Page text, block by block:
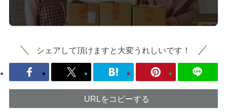
シェアして頂けますと大変うれしいです！
URLをコピーする